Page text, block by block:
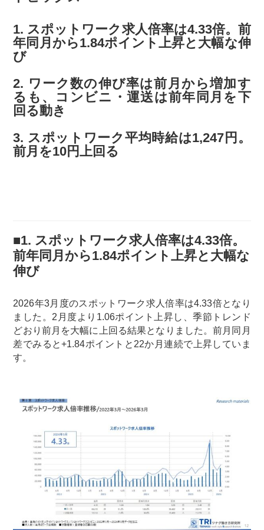
1. スポットワーク求人倍率は4.33倍。前
年同月から1.84ポイント上昇と大幅な伸
び
2. ワーク数の伸び率は前月から増加す
るも、コンビニ・運送は前年同月を下
回る動き
3. スポットワーク平均時給は1,247円。
前月を10円上回る
■1. スポットワーク求人倍率は4.33倍。
前年同月から1.84ポイント上昇と大幅な
伸び
2026年3月度のスポットワーク求人倍率は4.33倍となり
ました。2月度より1.06ポイント上昇し、季節トレンド
どおり前月を大幅に上回る結果となりました。前月同月
差でみると+1.84ポイントと22か月連続で上昇していま
す。